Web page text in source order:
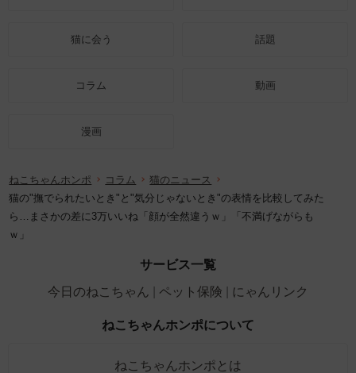
猫に会う 話題
コラム 動画
漫画
ねこちゃんホンポ コラム
猫のニュース
猫の"撫でられたいとき"と"気分じゃないとき"の表情を比較してみた
ら…まさかの差に3万いいね「顔が全然違うｗ」「不満げながらも
ｗ」
サービス一覧
今日のねこちゃん
ペット保険 にゃんリンク
ねこちゃんホンポについて
ねこちゃんホンポとは